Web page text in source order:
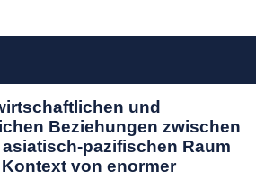
und
Beziehungen zwischen
pazifischen Raum
von enormer